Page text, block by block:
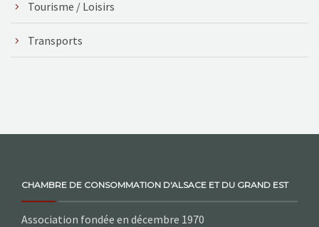
Tourisme / Loisirs
Transports
CHAMBRE DE CONSOMMATION D'ALSACE ET DU GRAND EST
Association fondée en décembre 1970